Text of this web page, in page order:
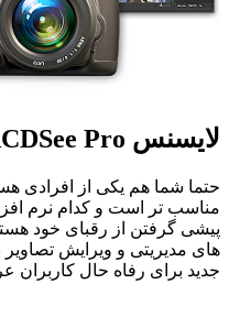
لایسنس Pro
حتما شما هم یکی از افرادی
مناسب تر است و کدام نرم
پیشی گرفتن از رقبای خود
های مدیریتی و ویرایش تصاویر
جدید برای رفاه حال